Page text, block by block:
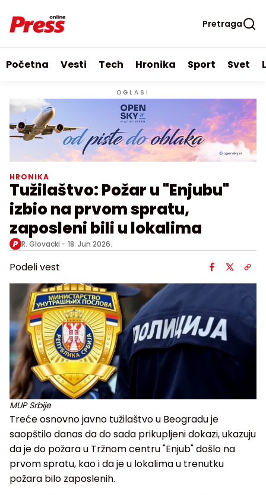
Pretraga
Početna Vesti Tech Hronika Sport Svet
OGLASI
HRONIKA
Tužilaštvo: Požar u "Enjubu"
izbio na prvom spratu,
zaposleni bili u lokalima
R. Glovacki - 18. Jun 2026.
Podeli vest
MUP Srbije
Treće osnovno javno tužilaštvo u Beogradu je
saopštilo danas da do sada prikupljeni dokazi, ukazuju
da je do požara u Tržnom centru "Enjub" došlo na
prvom spratu, kao i da je u lokalima u trenutku
požara bilo zaposlenih.